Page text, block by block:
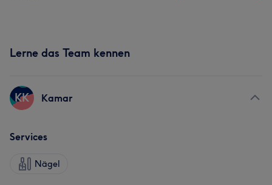
Lerne das Team kennen
KK Kamar
Services
Nägel